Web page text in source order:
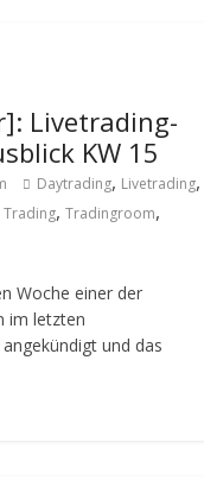
Livetrading-
KW 15
Daytrading, Livetrading,
Trading, Tradingroom,
Woche einer der
im letzten
und das